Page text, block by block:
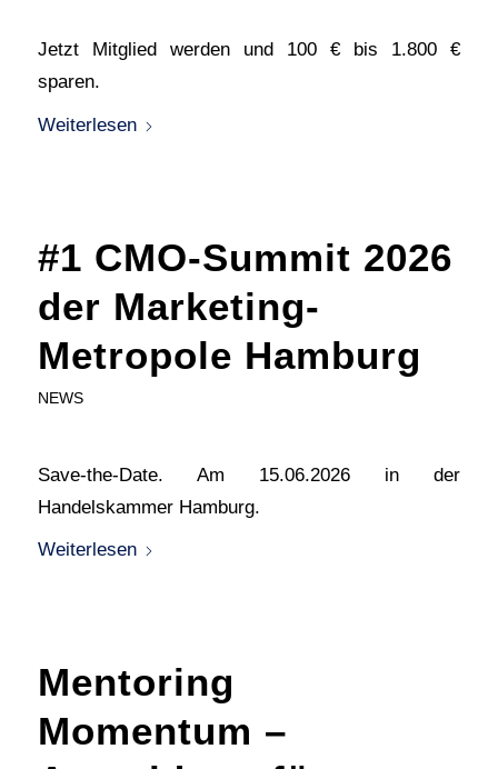
Jetzt Mitglied werden und 100 € bis 1.800 €
sparen.
Weiterlesen
#1 CMO-Summit 2026
der Marketing-
Metropole Hamburg
NEWS
Save-the-Date. Am 15.06.2026 in der
Handelskammer Hamburg.
Weiterlesen
Mentoring
Momentum –